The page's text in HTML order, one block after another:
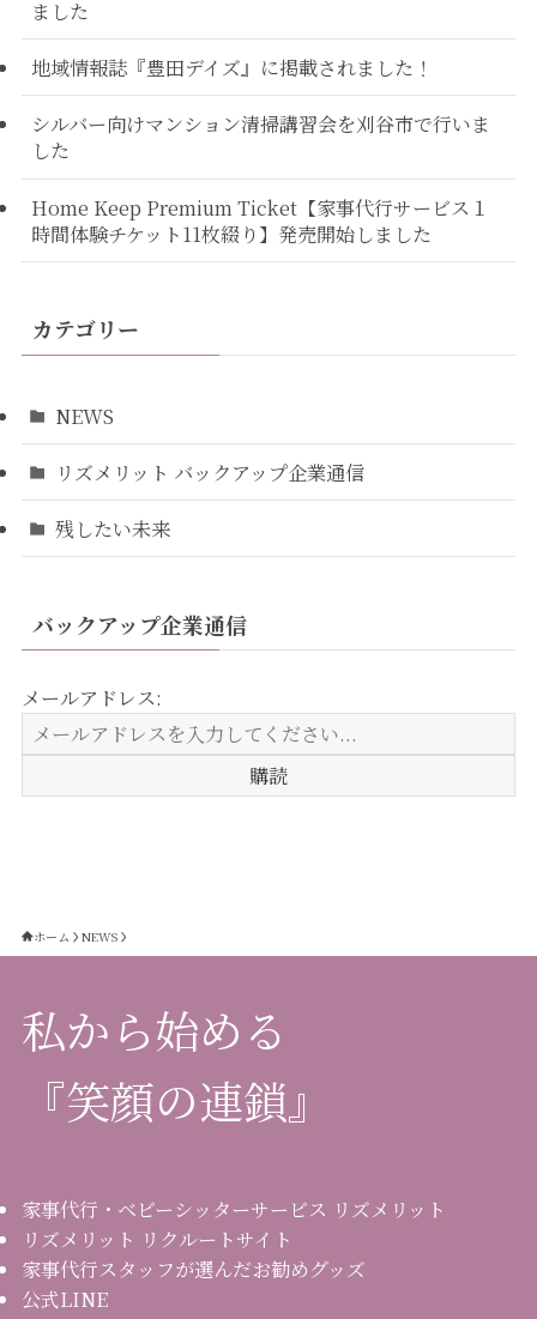
ました
地域情報誌『豊田デイズ』に掲載されました！
シルバー向けマンション清掃講習会を刈谷市で行いま
した
Home Keep Premium Ticket【家事代行サービス１
時間体験チケット11枚綴り】発売開始しました
カテゴリー
NEWS
リズメリット バックアップ企業通信
残したい未来
バックアップ企業通信
メールアドレス:
ホーム NEWS
私から始める
『笑顔の連鎖』
家事代行・ベビーシッターサービス リズメリット
リズメリット リクルートサイト
家事代行スタッフが選んだお勧めグッズ
公式LINE